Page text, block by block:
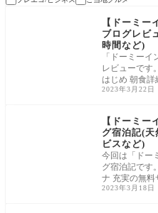
【ドーミ
ブログレビ
時間など)
「ドーミー
レビューです
はじめ 朝食
ど)をご紹介し
2023年3月22日
【ドーミ
グ宿泊記(天
ビスなど)
今回は「ドー
グ宿泊記です
ナ 充実の無料
ここだけのス
2023年3月18日